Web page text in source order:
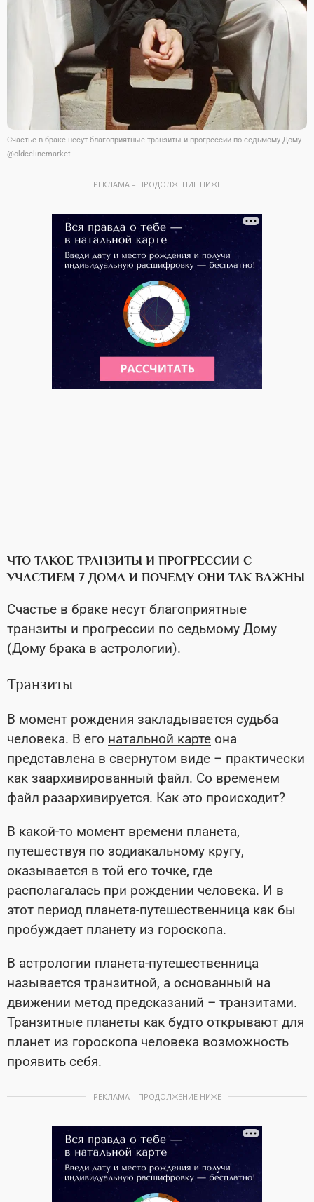
Счастье в браке несут благоприятные транзиты и прогрессии по седьмому Дому
@oldcelinemarket
РЕКЛАМА – ПРОДОЛЖЕНИЕ НИЖЕ
ЧТО ТАКОЕ ТРАНЗИТЫ И ПРОГРЕССИИ С
УЧАСТИЕМ 7 ДОМА И ПОЧЕМУ ОНИ ТАК ВАЖНЫ
Счастье в браке несут благоприятные
транзиты и прогрессии по седьмому Дому
(Дому брака в астрологии).
Транзиты
В момент рождения закладывается судьба
человека. В его натальной карте она
представлена в свернутом виде – практически
как заархивированный файл. Со временем
файл разархивируется. Как это происходит?
В какой-то момент времени планета,
путешествуя по зодиакальному кругу,
оказывается в той его точке, где
располагалась при рождении человека. И в
этот период планета-путешественница как бы
пробуждает планету из гороскопа.
В астрологии планета-путешественница
называется транзитной, а основанный на
движении метод предсказаний – транзитами.
Транзитные планеты как будто открывают для
планет из гороскопа человека возможность
проявить себя.
РЕКЛАМА – ПРОДОЛЖЕНИЕ НИЖЕ